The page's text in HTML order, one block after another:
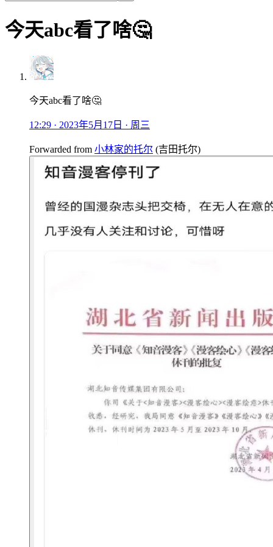
今天abc看了啥🤔
今天abc看了啥🤔
12:29 · 2023年5月17日 · 周三
Forwarded from 小林家的托尔 (吉田托尔)